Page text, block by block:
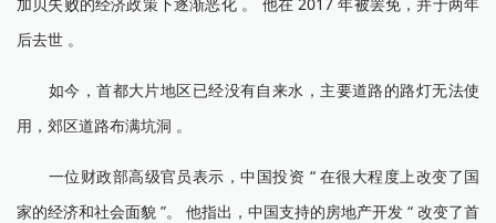
后去世 。
如今，首都大片地区已经没有自来水，主要道路的路灯无法使
用，郊区道路布满坑洞 。
一位财政部高级官员表示，中国投资 “ 在很大程度上改变了国
家的经济和社会面貌 ”。 他指出，中国支持的房地产开发 “ 改变了首